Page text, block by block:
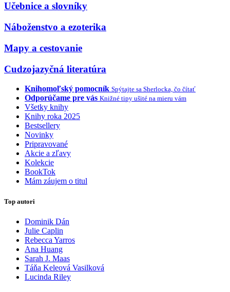
Učebnice a slovníky
Náboženstvo a ezoterika
Mapy a cestovanie
Cudzojazyčná literatúra
Knihomoľský pomocník Spýtajte sa Sherlocka, čo čítať
Odporúčame pre vás Knižné tipy ušité na mieru vám
Všetky knihy
Knihy roka 2025
Bestsellery
Novinky
Pripravované
Akcie a zľavy
Kolekcie
BookTok
Mám záujem o titul
Top autori
Dominik Dán
Julie Caplin
Rebecca Yarros
Ana Huang
Sarah J. Maas
Táňa Keleová Vasilková
Lucinda Riley